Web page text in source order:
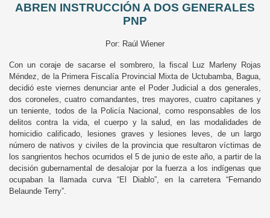
ABREN INSTRUCCIÓN A DOS GENERALES
PNP
Por: Raúl Wiener
Con un coraje de sacarse el sombrero, la fiscal Luz Marleny Rojas
Méndez, de la Primera Fiscalía Provincial Mixta de Uctubamba, Bagua,
decidió este viernes denunciar ante el Poder Judicial a dos generales,
dos coroneles, cuatro comandantes, tres mayores, cuatro capitanes y
un teniente, todos de la Policía Nacional, como responsables de los
delitos contra la vida, el cuerpo y la salud, en las modalidades de
homicidio calificado, lesiones graves y lesiones leves, de un largo
número de nativos y civiles de la provincia que resultaron víctimas de
los sangrientos hechos ocurridos el 5 de junio de este año, a partir de la
decisión gubernamental de desalojar por la fuerza a los indígenas que
ocupaban la llamada curva “El Diablo”, en la carretera “Fernando
Belaunde Terry”.